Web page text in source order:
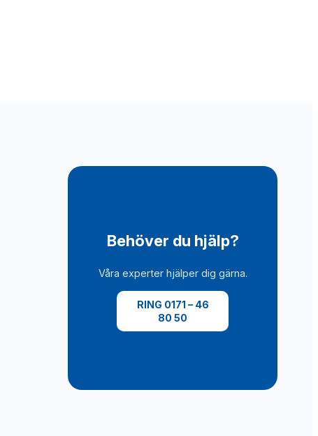
Behöver du hjälp?
Våra experter hjälper dig gärna.
RING 0171 – 46
80 50